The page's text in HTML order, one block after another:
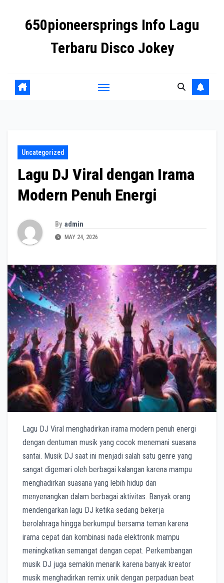
650pioneersprings Info Lagu
Terbaru Disco Jokey
Uncategorized
Lagu DJ Viral dengan Irama
Modern Penuh Energi
By admin
MAY 24, 2026
Lagu DJ Viral menghadirkan irama modern penuh energi
dengan dentuman musik yang cocok menemani suasana
santai. Musik DJ saat ini menjadi salah satu genre yang
sangat digemari oleh berbagai kalangan karena mampu
menghadirkan suasana yang lebih hidup dan
menyenangkan dalam berbagai aktivitas. Banyak orang
mendengarkan lagu DJ ketika sedang bekerja
berolahraga hingga berkumpul bersama teman karena
irama cepat dan kombinasi nada elektronik mampu
meningkatkan semangat dengan cepat. Perkembangan
musik DJ juga semakin menarik karena banyak kreator
musik menghadirkan remix unik dengan perpaduan beat